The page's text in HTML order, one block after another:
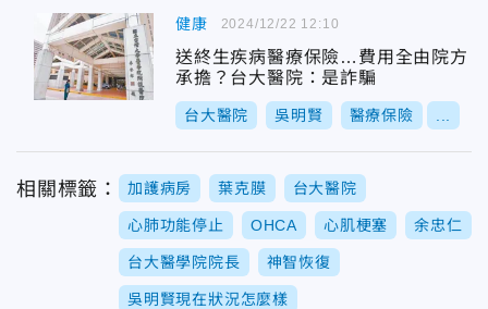
健康
送終生疾病醫療保險…費用全由院方
承擔？台大醫院：是詐騙
台大醫院 吳明賢 醫療保險
2024/12/22 12:10
相關標籤： 加護病房 葉克膜 台大醫院
心肺功能停止 OHCA 心肌梗塞 余忠仁
台大醫學院院長 神智恢復
吳明賢現在狀況怎麼樣